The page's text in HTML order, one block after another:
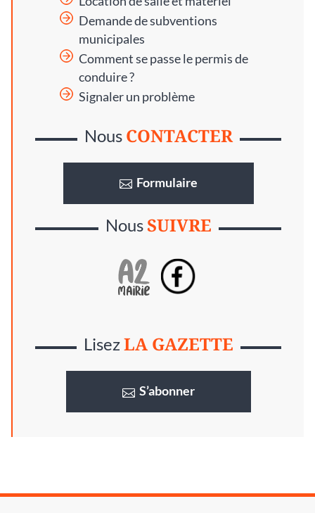
Demande de subventions
municipales
Comment se passe le permis de
conduire ?
Signaler un problème
Nous CONTACTER
Formulaire
NousSUIVRE
LisezLA GAZETTE
S’abonner